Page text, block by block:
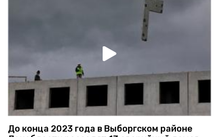
До конца 2023 года в Выборгском районе